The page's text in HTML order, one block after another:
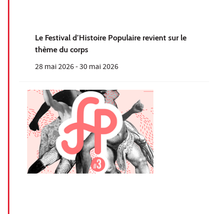
Le Festival d’Histoire Populaire revient sur le
thème du corps
28 mai 2026-30 mai 2026